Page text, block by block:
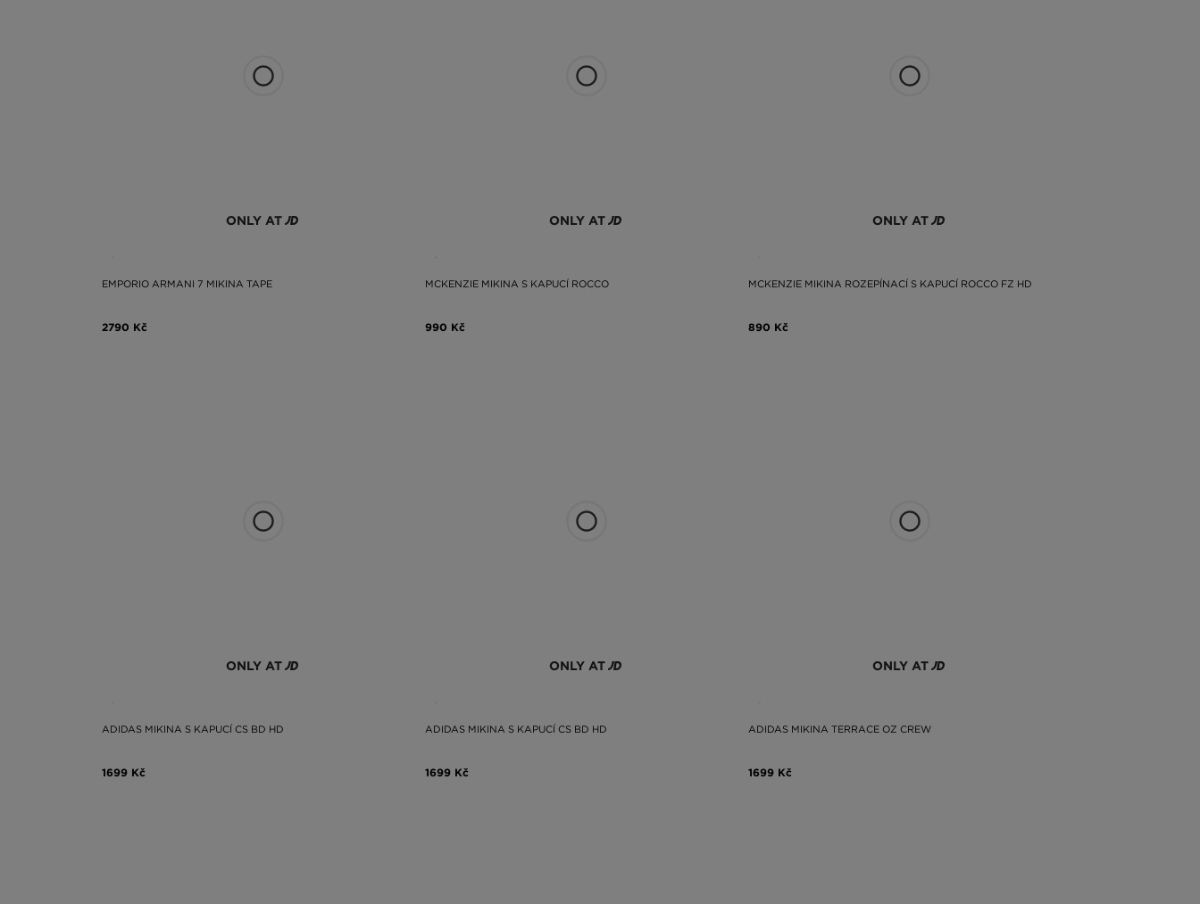
ONLY AT
EMPORIO ARMANI 7 MIKINA TAPE
2790 Kč
ONLY AT
MCKENZIE MIKINA S KAPUCÍ ROCCO
990 Kč
ONLY AT
MCKENZIE MIKINA ROZEPÍNACÍ S KAPUCÍ ROCCO FZ HD
890 Kč
ONLY AT
ADIDAS MIKINA S KAPUCÍ CS BD HD
1699 Kč
ONLY AT
ADIDAS MIKINA S KAPUCÍ CS BD HD
1699 Kč
ONLY AT
ADIDAS MIKINA TERRACE OZ CREW
1699 Kč